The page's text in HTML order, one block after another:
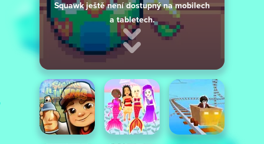
Squawk ještě není dostupný na mobilech
a tabletech.